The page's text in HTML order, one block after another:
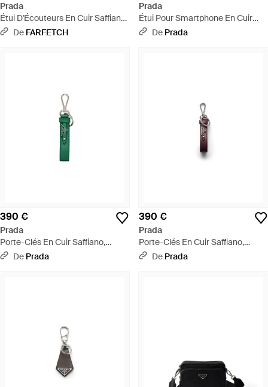
Prada
Étui D'Écouteurs En Cuir Saffiano
- Noir
De FARFETCH
Prada
Étui Pour Smartphone En Cuir
Saffiano, Homme - Multicolore
De Prada
390 €
Prada
Porte-Clés En Cuir Saffiano,
Homme - Blanc
De Prada
390 €
Prada
Porte-Clés En Cuir Saffiano,
Homme - Blanc
De Prada